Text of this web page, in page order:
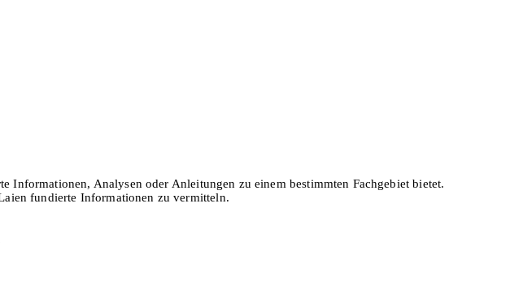
Informationen, Analysen oder Anleitungen zu einem bestimmten Fachgebiet bietet.
fundierte Informationen zu vermitteln.